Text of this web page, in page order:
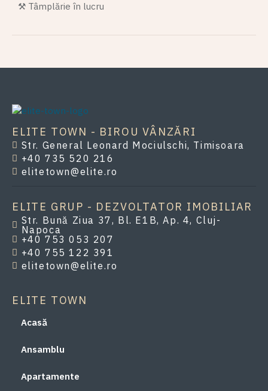
⚒️ Tâmplărie în lucru
ELITE TOWN - BIROU VÂNZĂRI
Str. General Leonard Mociulschi, Timișoara
+40 735 520 216
elitetown@elite.ro
ELITE GRUP - DEZVOLTATOR IMOBILIAR
Str. Bună Ziua 37, Bl. E1B, Ap. 4, Cluj-
Napoca
+40 753 053 207
+40 755 122 391
elitetown@elite.ro
ELITE TOWN
Acasă
Ansamblu
Apartamente